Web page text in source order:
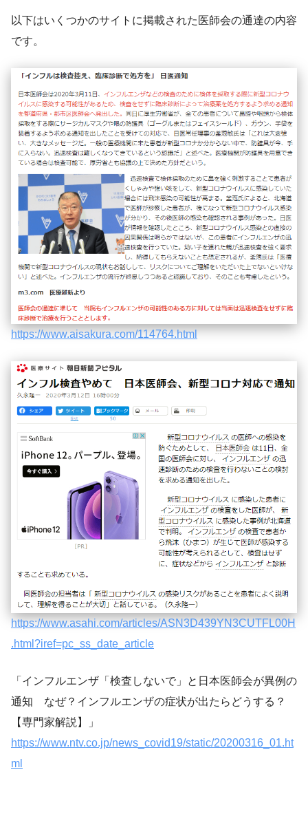
以下はいくつかのサイトに掲載された医師会の通達の内容
です。
https://www.aisakura.com/114764.html
https://www.asahi.com/articles/ASN3D439YN3CUTFL00H
.html?iref=pc_ss_date_article
「インフルエンザ「検査しないで」と日本医師会が異例の
通知 なぜ？インフルエンザの症状が出たらどうする？
【専門家解説】」
https://www.ntv.co.jp/news_covid19/static/20200316_01.ht
ml